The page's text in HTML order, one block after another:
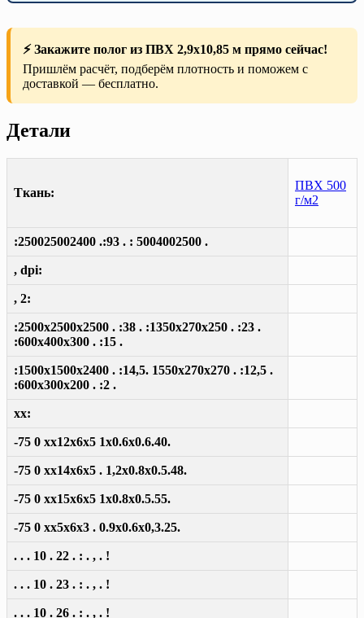
⚡ Закажите полог из ПВХ 2,9х10,85 м прямо сейчас!
Пришлём расчёт, подберём плотность и поможем с
доставкой — бесплатно.
Детали
Ткань:
ПВХ 500
г/м2
:250025002400 .:93 . : 5004002500 .
, dpi:
, 2:
:2500x2500x2500 . :38 . :1350x270x250 . :23 .
:600x400x300 . :15 .
:1500x1500x2400 . :14,5. 1550x270x270 . :12,5 .
:600x300x200 . :2 .
xx:
-75 0 xx12x6x5 1x0.6x0.6.40.
-75 0 xx14x6x5 . 1,2x0.8x0.5.48.
-75 0 xx15x6x5 1x0.8x0.5.55.
-75 0 xx5x6x3 . 0.9x0.6x0,3.25.
. . . 10 . 22 . : . , . !
. . . 10 . 23 . : . , . !
. . . 10 . 26 . : . , . !